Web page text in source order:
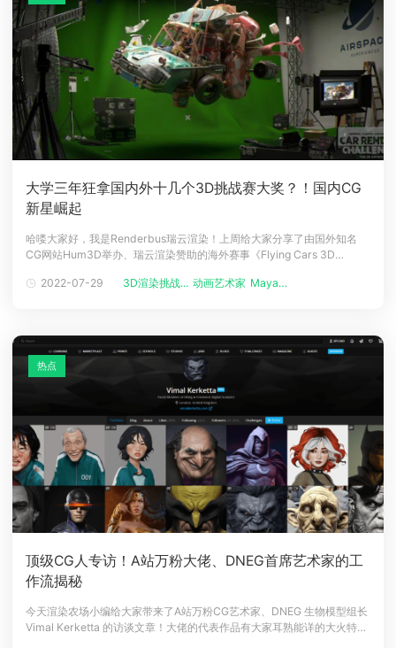
大学三年狂拿国内外十几个3D挑战赛大奖？！国内CG
新星崛起
哈喽大家好，我是Renderbus瑞云渲染！上周给大家分享了由国外知名
CG网站Hum3D举办、瑞云渲染赞助的海外赛事《Flying Cars 3D
瑞还有幸采访到了CG圈另一位朝阳新星——Shuiguo（王商羽），本次比
2022-07-29 3D渲染挑战... 动画艺术家 Maya新闻
顶级CG人专访！A站万粉大佬、DNEG首席艺术家的工
作流揭秘
今天渲染农场小编给大家带来了A站万粉CG艺术家、DNEG 生物模型组长
Vimal Kerketta 的访谈文章！大佬的代表作品有大家耳熟能详的大火特效
热点